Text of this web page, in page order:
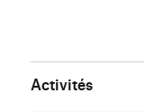
Activités